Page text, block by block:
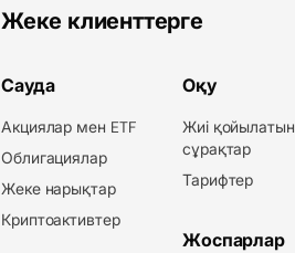
Жеке клиенттерге
Сауда
Акциялар мен ETF
Облигациялар
Жеке нарықтар
Криптоактивтер
Оқу
Жиі қойылатын
сұрақтар
Тарифтер
Жоспарлар